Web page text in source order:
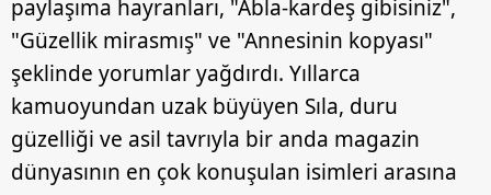
paylaşıma hayranları, "Abla-kardeş gibisiniz",
"Güzellik mirasmış" ve "Annesinin kopyası"
şeklinde yorumlar yağdırdı. Yıllarca
kamuoyundan uzak büyüyen Sıla, duru
güzelliği ve asil tavrıyla bir anda magazin
dünyasının en çok konuşulan isimleri arasına